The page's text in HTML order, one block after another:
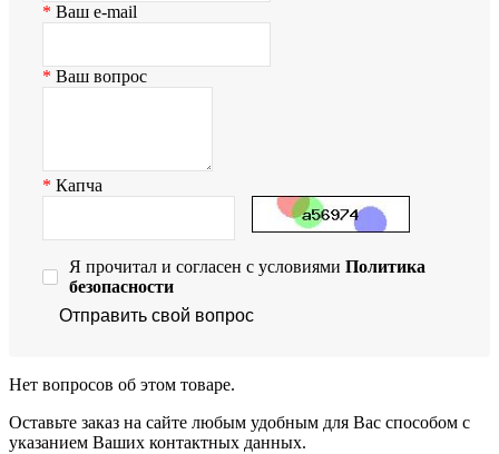
Ваш e-mail
Ваш вопрос
Капча
Я прочитал и согласен с условиями Политика
безопасности
Отправить свой вопрос
Нет вопросов об этом товаре.
Оставьте заказ на сайте любым удобным для Вас способом с
указанием Ваших контактных данных.